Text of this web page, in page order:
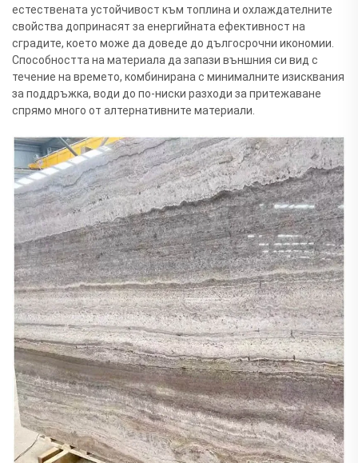
естествената устойчивост към топлина и охлаждателните
свойства допринасят за енергийната ефективност на
сградите, което може да доведе до дългосрочни икономии.
Способността на материалa да запази външния си вид с
течение на времето, комбинирана с минималните изисквания
за поддръжка, води до по-ниски разходи за притежаване
спрямо много от алтернативните материали.